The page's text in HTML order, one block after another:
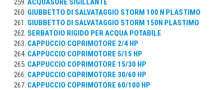
ACQUASURE SIGILLANTE
GIUBBETTO DI SALVATAGGIO STORM 100 N PLASTIMO
GIUBBETTO DI SALVATAGGIO STORM 150N PLASTIMO
SERBATOIO RIGIDO PER ACQUA POTABILE
CAPPUCCIO COPRIMOTORE 2/4 HP
CAPPUCCIO COPRIMOTORE 5/15 HP
CAPPUCCIO COPRIMOTORE 15/30 HP
CAPPUCCIO COPRIMOTORE 30/60 HP
CAPPUCCIO COPRIMOTORE 60/100 HP